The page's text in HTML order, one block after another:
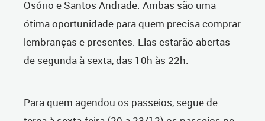
Osório e Santos Andrade. Ambas são uma
ótima oportunidade para quem precisa comprar
lembranças e presentes. Elas estarão abertas
de segunda à sexta, das 10h às 22h.
Para quem agendou os passeios, segue de